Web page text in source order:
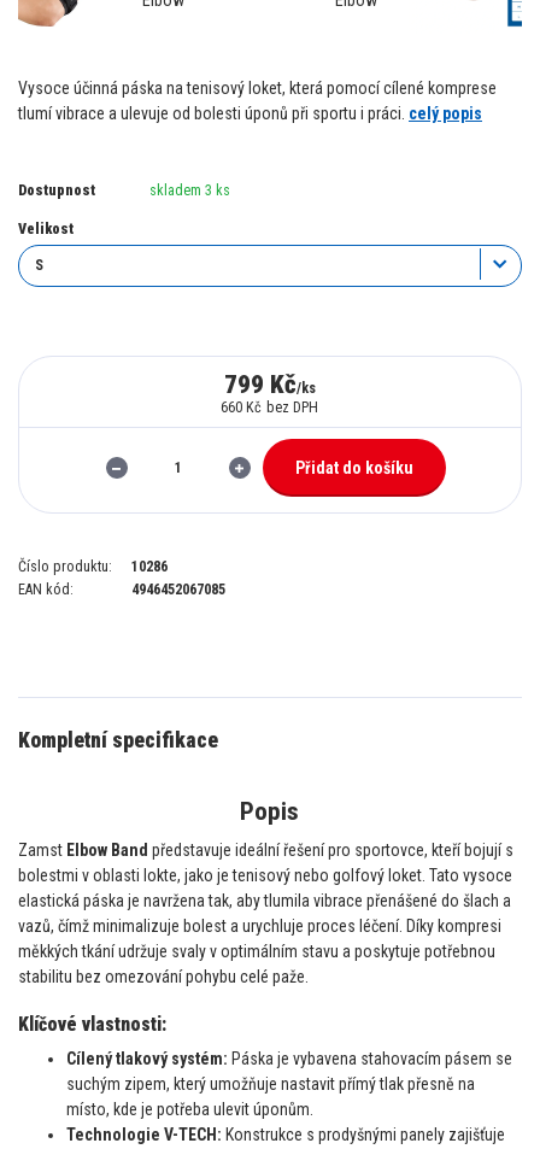
Vysoce účinná páska na tenisový loket, která pomocí cílené komprese
tlumí vibrace a ulevuje od bolesti úponů při sportu i práci. celý popis
Dostupnost skladem 3 ks
Velikost
799 Kč/ks
660 Kč bez DPH
Přidat do košíku
Číslo produktu:
10286
EAN kód:
4946452067085
Kompletní specifikace
Popis
Zamst Elbow Band představuje ideální řešení pro sportovce, kteří bojují s
bolestmi v oblasti lokte, jako je tenisový nebo golfový loket. Tato vysoce
elastická páska je navržena tak, aby tlumila vibrace přenášené do šlach a
vazů, čímž minimalizuje bolest a urychluje proces léčení. Díky kompresi
měkkých tkání udržuje svaly v optimálním stavu a poskytuje potřebnou
stabilitu bez omezování pohybu celé paže.
Klíčové vlastnosti:
Cílený tlakový systém: Páska je vybavena stahovacím pásem se
suchým zipem, který umožňuje nastavit přímý tlak přesně na
místo, kde je potřeba ulevit úponům.
Technologie V-TECH: Konstrukce s prodyšnými panely zajišťuje